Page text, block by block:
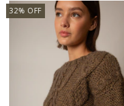
32% OFF